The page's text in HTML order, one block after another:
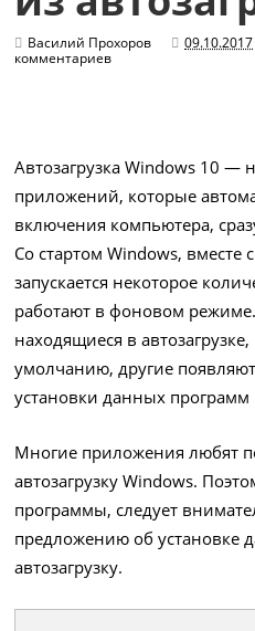
Василий Прохоров 09.10.2017
комментариев
Автозагрузка Windows 10 —
приложений, которые
включения компьютера,
Со стартом Windows, вместе
запускается некоторое
работают в фоновом
находящиеся в
умолчанию, другие
установки данных
Многие приложения любят
автозагрузку Windows.
программы, следует
предложению об установке
автозагрузку.